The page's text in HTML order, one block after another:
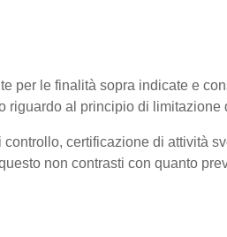
per le finalità sopra indicate e
riguardo al principio di limitazione
certificazione di attività
non contrasti con quanto